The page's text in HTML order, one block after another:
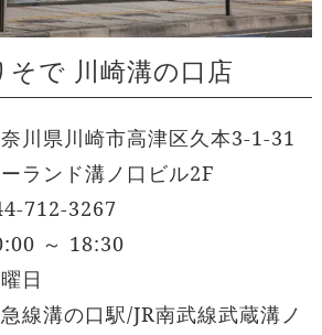
そで 川崎溝の口店
川県川崎市高津区久本3-1-31
ランド溝ノ口ビル2F
712-3267
～ 18:30
日
線溝の口駅/JR南武線武蔵溝ノ